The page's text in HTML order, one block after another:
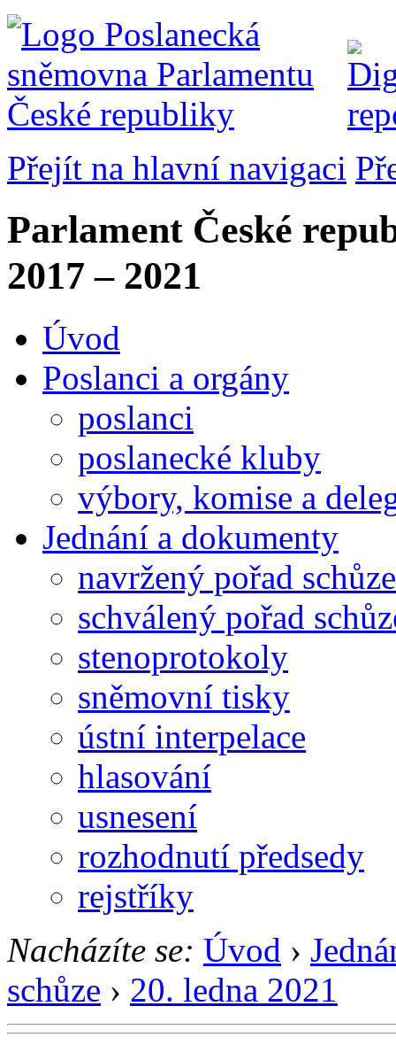
Přejít na hlavní navigaci
Parlament České
2017 – 2021
Úvod
Poslanci a orgány
poslanci
poslanecké kluby
výbory, komise a
Jednání a dokumenty
navržený pořad schůze
schválený pořad
stenoprotokoly
sněmovní tisky
ústní interpelace
hlasování
usnesení
rozhodnutí předsedy
rejstříky
Nacházíte se: Úvod ›
schůze › 20. ledna 2021